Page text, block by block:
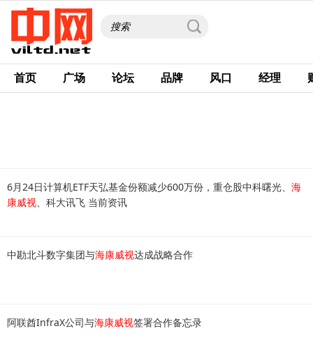
首页 广场 论坛 品牌 风口 经理
6月24日计算机ETF天弘基金份额减少600万份，重仓股中科曙光、 海
康威视、科大讯飞 当前资讯
中勘北斗数字集团与海康威视达成战略合作
阿联酋InfraX公司与海康威视签署合作备忘录